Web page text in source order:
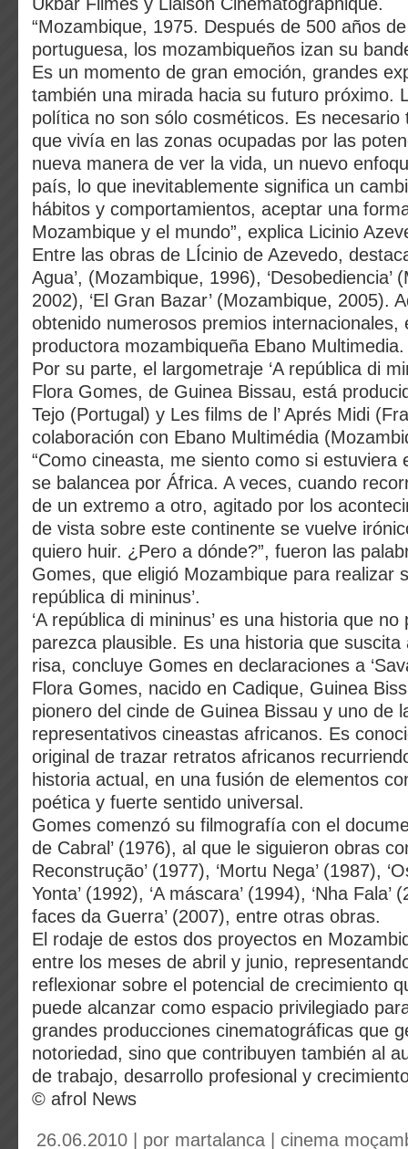
“Mozambique, 1975. Después de 500 años
portuguesa, los mozambiqueños izan su
Es un momento de gran emoción, grandes
también una mirada hacia su futuro próximo.
política no son sólo cosméticos. Es
que vivía en las zonas ocupadas por las
nueva manera de ver la vida, un nuevo
país, lo que inevitablemente significa un
hábitos y comportamientos, aceptar una
Mozambique y el mundo”, explica Licinio
Entre las obras de LÍcinio de Azevedo,
Agua’, (Mozambique, 1996), ‘Desobediencia’
2002), ‘El Gran Bazar’ (Mozambique, 2005).
obtenido numerosos premios internacionales,
productora mozambiqueña Ebano Multimedia.
Por su parte, el largometraje ‘A república di
Flora Gomes, de Guinea Bissau, está
Tejo (Portugal) y Les films de l’ Aprés Midi
colaboración con Ebano Multimédia
“Como cineasta, me siento como si estuviera
se balancea por África. A veces, cuando
de un extremo a otro, agitado por los
de vista sobre este continente se vuelve
quiero huir. ¿Pero a dónde?”, fueron las
Gomes, que eligió Mozambique para realizar
república di mininus’.
‘A república di mininus’ es una historia que
parezca plausible. Es una historia que
risa, concluye Gomes en declaraciones a
Flora Gomes, nacido en Cadique, Guinea
pionero del cinde de Guinea Bissau y uno de
representativos cineastas africanos. Es
original de trazar retratos africanos
historia actual, en una fusión de elementos
poética y fuerte sentido universal.
Gomes comenzó su filmografía con el
de Cabral’ (1976), al que le siguieron obras
Reconstrução’ (1977), ‘Mortu Nega’ (1987),
Yonta’ (1992), ‘A máscara’ (1994), ‘Nha Fala’
faces da Guerra’ (2007), entre otras obras.
El rodaje de estos dos proyectos en
entre los meses de abril y junio,
reflexionar sobre el potencial de crecimiento
puede alcanzar como espacio privilegiado
grandes producciones cinematográficas que
notoriedad, sino que contribuyen también al
de trabajo, desarrollo profesional y
© afrol News
26.06.2010 | por martalanca
cinema